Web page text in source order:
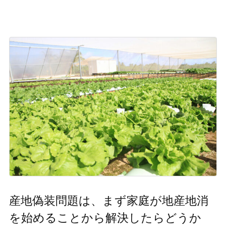
産地偽装問題は、まず家庭が地産地消
を始めることから解決したらどうか